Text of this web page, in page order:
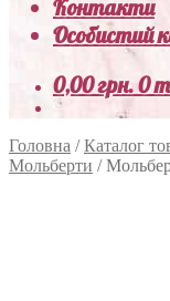
Контакти
Особистий
0,00грн.0
Головна /Каталог
Мольберти /